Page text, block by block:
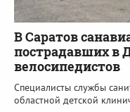
В Саратов
пострадавших в
велосипедистов
Специалисты службы
областной детской